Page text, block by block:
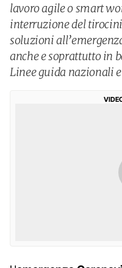
lavoro agile o smart
interruzione del
soluzioni
anche e soprattutto in
Linee guida nazionali